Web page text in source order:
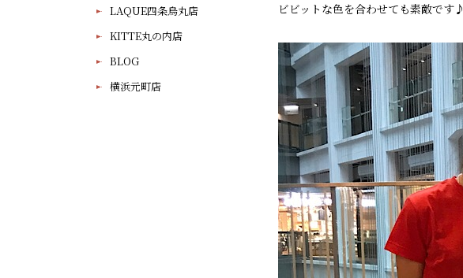
LAQUE四条烏丸店
KITTE丸の内店
BLOG
横浜元町店
ビビットな色を合わせても素敵です♪